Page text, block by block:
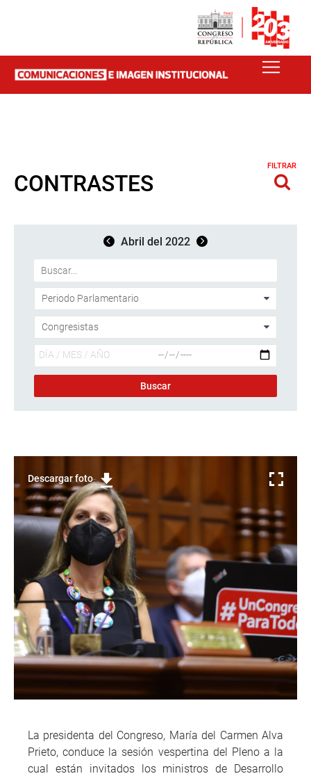
CONTRASTES
FILTRAR
Abril del 2022
Descargar foto
La presidenta del Congreso, María del Carmen Alva
Prieto, conduce la sesión vespertina del Pleno a la
cual están invitados los ministros de Desarrollo